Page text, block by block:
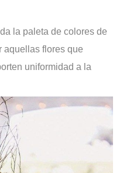
la paleta de colores de
aquellas flores que
uniformidad a la